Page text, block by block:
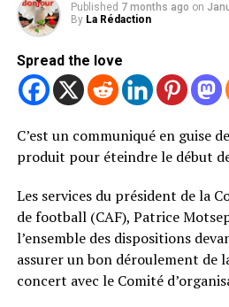
Published 7 months ago on
By La Rédaction
Spread the love
C’est un communiqué en guise
produit pour éteindre le début
Les services du président de la
de football (CAF), Patrice
l’ensemble des dispositions
assurer un bon déroulement de
concert avec le Comité